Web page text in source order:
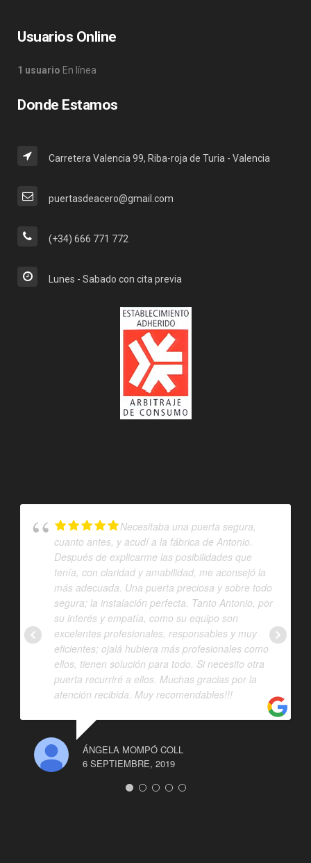
Usuarios Online
1 usuario En línea
Donde Estamos
Carretera Valencia 99, Riba-roja de Turia - Valencia
puertasdeacero@gmail.com
(+34) 666 771 772
Lunes - Sabado con cita previa
Necesitaba una puerta segura,
cuanto antes, y acudí a la fábrica de Antonio.
Después de explicarme las posibilidades que
tenía, con claridad y amabilidad, me aconsejó la
más adecuada. Una puerta preciosa y sobre todo
segura; la instalación perfecta. Tanto Antonio, por
su interés y empatía, como su equipo son
excelentes profesionales, responsables y muy
eficientes; ojalá hubiera más profesionales como
ellos, tienen solución para todo. Si necesito otra
puerta recurriré a ellos. Muchas gracias por la
atención recibida. Muy recomendables!!!
ÁNGELA MOMPÓ COLL
6 SEPTIEMBRE, 2019